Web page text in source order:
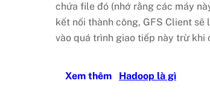
chứa file đó (nhớ rằng các máy
kết nối thành công, GFS Client
vào quá trình giao tiếp này trừ khi
Xem thêm Hadoop là gì